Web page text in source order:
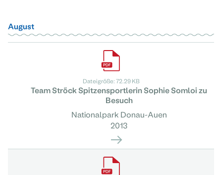
August
Dateigröße: 72.29 KB
Team Ströck Spitzensportlerin Sophie Somloi zu
Besuch
Nationalpark Donau-Auen
2013